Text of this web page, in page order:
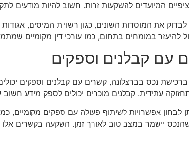
המיועדים להשקעות זרות. חשוב להיות מודעים
לבדוק את המוסדות השונים, כגון רשויות המיסים,
להיעזר במומחים בתחום, כמו עורכי דין מקומיים
עם קבלנים וספקים
נכס בברצלונה, קשרים עם קבלנים וספקים
עתידית. קבלנים מוכרים יכולים לספק מידע חשוב
לבחון אפשרויות לשיתוף פעולה עם ספקים מקומיים, כמו
יישמר במצב טוב לאורך זמן. השקעה בקשרים אלו